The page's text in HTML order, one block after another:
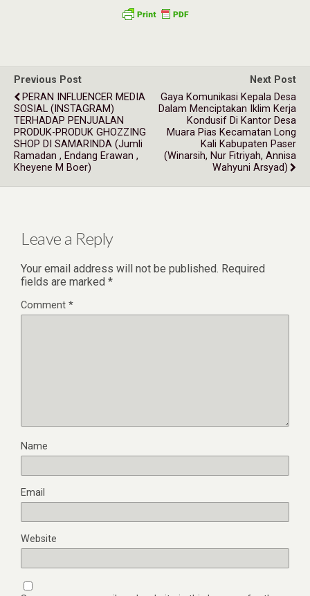
Previous Post
PERAN INFLUENCER MEDIA
SOSIAL (INSTAGRAM)
TERHADAP PENJUALAN
PRODUK-PRODUK GHOZZING
SHOP DI SAMARINDA (Jumli
Ramadan , Endang Erawan ,
Kheyene M Boer)
Next Post
Gaya Komunikasi Kepala Desa
Dalam Menciptakan Iklim Kerja
Kondusif Di Kantor Desa
Muara Pias Kecamatan Long
Kali Kabupaten Paser
(Winarsih, Nur Fitriyah, Annisa
Wahyuni Arsyad)
Leave a Reply
Your email address will not be published. Required
fields are marked *
Comment *
Name
Email
Website